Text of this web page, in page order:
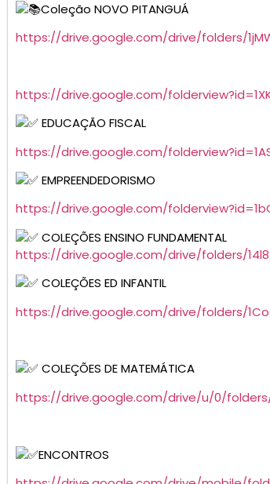
Coleção NOVO PITANGUÁ
https://drive.google.com/drive/folders/
https://drive.google.com/
EDUCAÇÃO FISCAL
https://drive.google.com/
EMPREENDEDORISMO
https://drive.google.com/
COLEÇÕES ENSINO FUNDAMENTAL
https://drive.google.com/drive/folders/
COLEÇÕES ED INFANTIL
https://drive.google.com/drive/folders/
COLEÇÕES DE MATEMÁTICA
https://drive.google.com/drive/u/0/folders/
ENCONTROS